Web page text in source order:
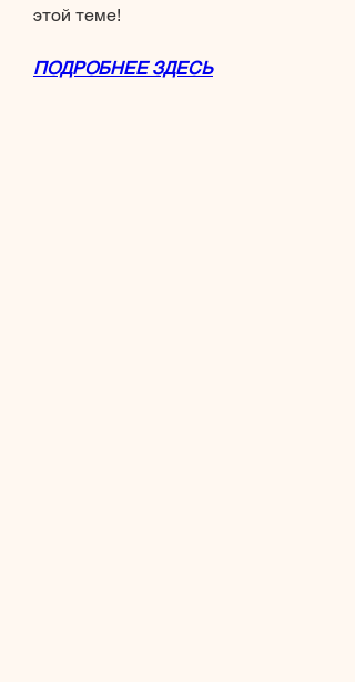
этой теме!
ПОДРОБНЕЕ ЗДЕСЬ